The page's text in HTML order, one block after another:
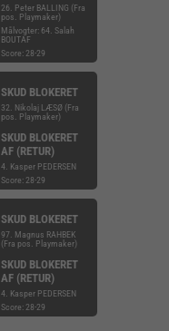
26. Peter BALLING (Fra
pos. Playmaker)
Målvogter: 64. Salah
BOUTAF
Score: 28-29
SKUD BLOKERET
32. Nikolaj LÆSØ (Fra
pos. Playmaker)
SKUD BLOKERET
AF (RETUR)
4. Kasper PEDERSEN
Score: 28-29
SKUD BLOKERET
97. Magnus RAHBEK
(Fra pos. Playmaker)
SKUD BLOKERET
AF (RETUR)
4. Kasper PEDERSEN
Score: 28-29